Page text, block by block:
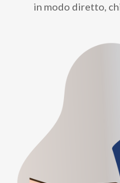
in modo diretto,